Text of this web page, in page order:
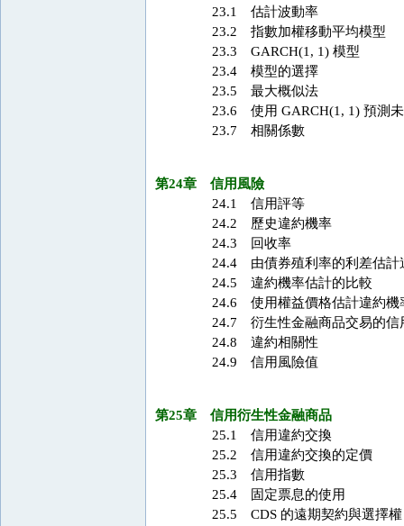
23.1 估計波動率
23.2 指數加權移動平均模型
23.3 GARCH(1, 1) 模型
23.4 模型的選擇
23.5 最大概似法
23.6 使用 GARCH(1, 1) 預測
23.7 相關係數
第24章 信用風險
24.1 信用評等
24.2 歷史違約機率
24.3 回收率
24.4 由債券殖利率的利差估計
24.5 違約機率估計的比較
24.6 使用權益價格估計違約機
24.7 衍生性金融商品交易的信
24.8 違約相關性
24.9 信用風險值
第25章 信用衍生性金融商品
25.1 信用違約交換
25.2 信用違約交換的定價
25.3 信用指數
25.4 固定票息的使用
25.5 CDS 的遠期契約與選擇權